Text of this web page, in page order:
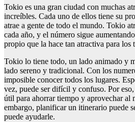
Tokio es una gran ciudad con muchas
increíbles. Cada uno de ellos tiene su
atrae a gente de todo el mundo. Tokio
cada año, y el número sigue
propio que la hace tan atractiva para los
Tokio lo tiene todo, un lado animado y
lado sereno y tradicional. Con los
imposible conocer todos los lugares.
vez, puede ser difícil y confuso. Por
útil para ahorrar tiempo y aprovechar al
embargo, planificar un itinerario puede
puede ayudarle.